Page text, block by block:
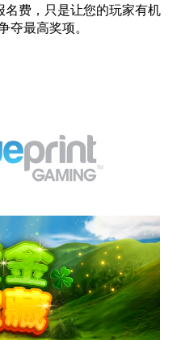
费，只是让您的玩家有机
夺最高奖项。